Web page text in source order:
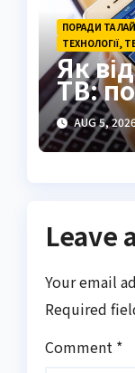
ПОРАДИ ТА
ТЕХНОЛОГІЇ,
Як
ТВ:
2026
AUG 5,
Leave
Your email
Required
Comment *